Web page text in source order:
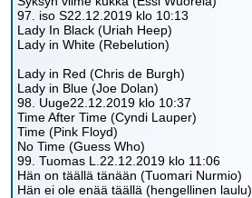
97. iso S22.12.2019 klo 10:13
Lady In Black (Uriah Heep)
Lady in White (Rebelution)
Lady in Red (Chris de Burgh)
Lady in Blue (Joe Dolan)
98. Uuge22.12.2019 klo 10:37
Time After Time (Cyndi Lauper)
Time (Pink Floyd)
No Time (Guess Who)
99. Tuomas L.22.12.2019 klo 11:06
Hän on täällä tänään (Tuomari Nurmio)
Hän ei ole enää täällä (hengellinen laulu)